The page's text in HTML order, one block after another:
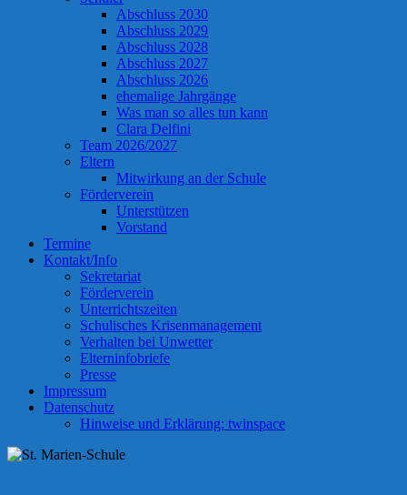
Abschluss 2030
Abschluss 2029
Abschluss 2028
Abschluss 2027
Abschluss 2026
ehemalige Jahrgänge
Was man so alles tun kann
Clara Delfini
Team 2026/2027
Eltern
Mitwirkung an der Schule
Förderverein
Unterstützen
Vorstand
Termine
Kontakt/Info
Sekretariat
Förderverein
Unterrichtszeiten
Schulisches Krisenmanagement
Verhalten bei Unwetter
Elterninfobriefe
Presse
Impressum
Datenschutz
Hinweise und Erklärung: twinspace